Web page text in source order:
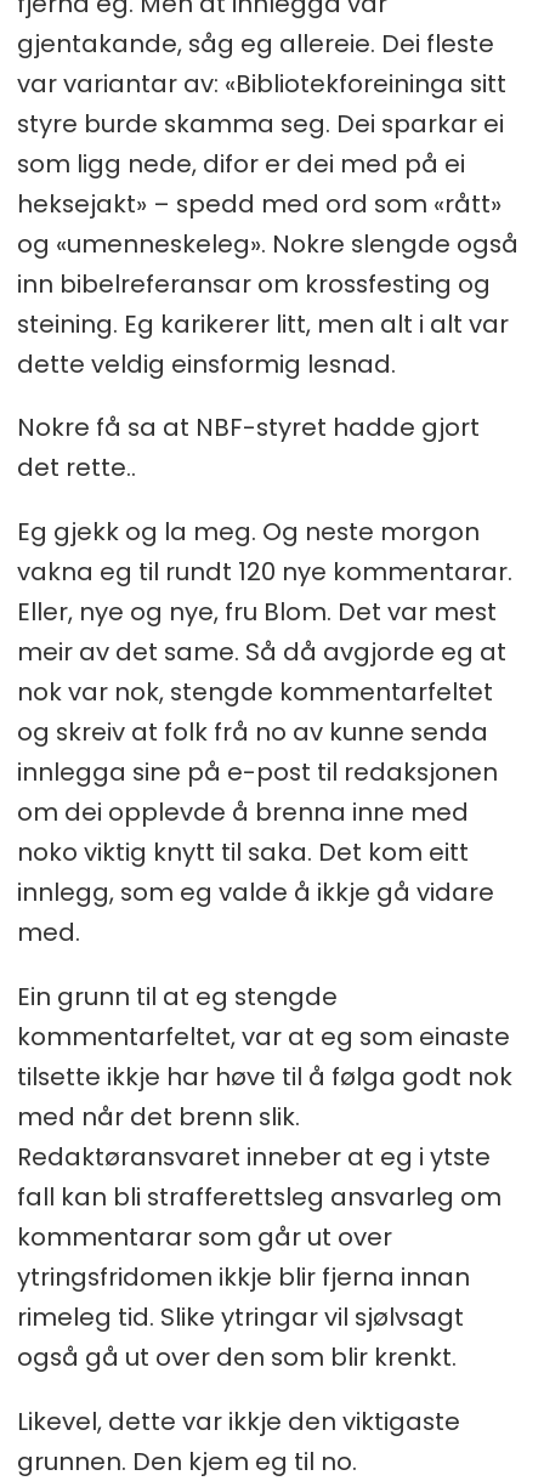
gjentakande, såg eg allereie. Dei fleste
var variantar av: «Bibliotekforeininga sitt
styre burde skamma seg. Dei sparkar ei
som ligg nede, difor er dei med på ei
heksejakt» – spedd med ord som «rått»
og «umenneskeleg». Nokre slengde også
inn bibelreferansar om krossfesting og
steining. Eg karikerer litt, men alt i alt var
dette veldig einsformig lesnad.
Nokre få sa at NBF-styret hadde gjort
det rette..
Eg gjekk og la meg. Og neste morgon
vakna eg til rundt 120 nye kommentarar.
Eller, nye og nye, fru Blom. Det var mest
meir av det same. Så då avgjorde eg at
nok var nok, stengde kommentarfeltet
og skreiv at folk frå no av kunne senda
innlegga sine på e-post til redaksjonen
om dei opplevde å brenna inne med
noko viktig knytt til saka. Det kom eitt
innlegg, som eg valde å ikkje gå vidare
med.
Ein grunn til at eg stengde
kommentarfeltet, var at eg som einaste
tilsette ikkje har høve til å følga godt nok
med når det brenn slik.
Redaktøransvaret inneber at eg i ytste
fall kan bli strafferettsleg ansvarleg om
kommentarar som går ut over
ytringsfridomen ikkje blir fjerna innan
rimeleg tid. Slike ytringar vil sjølvsagt
også gå ut over den som blir krenkt.
Likevel, dette var ikkje den viktigaste
grunnen. Den kjem eg til no.